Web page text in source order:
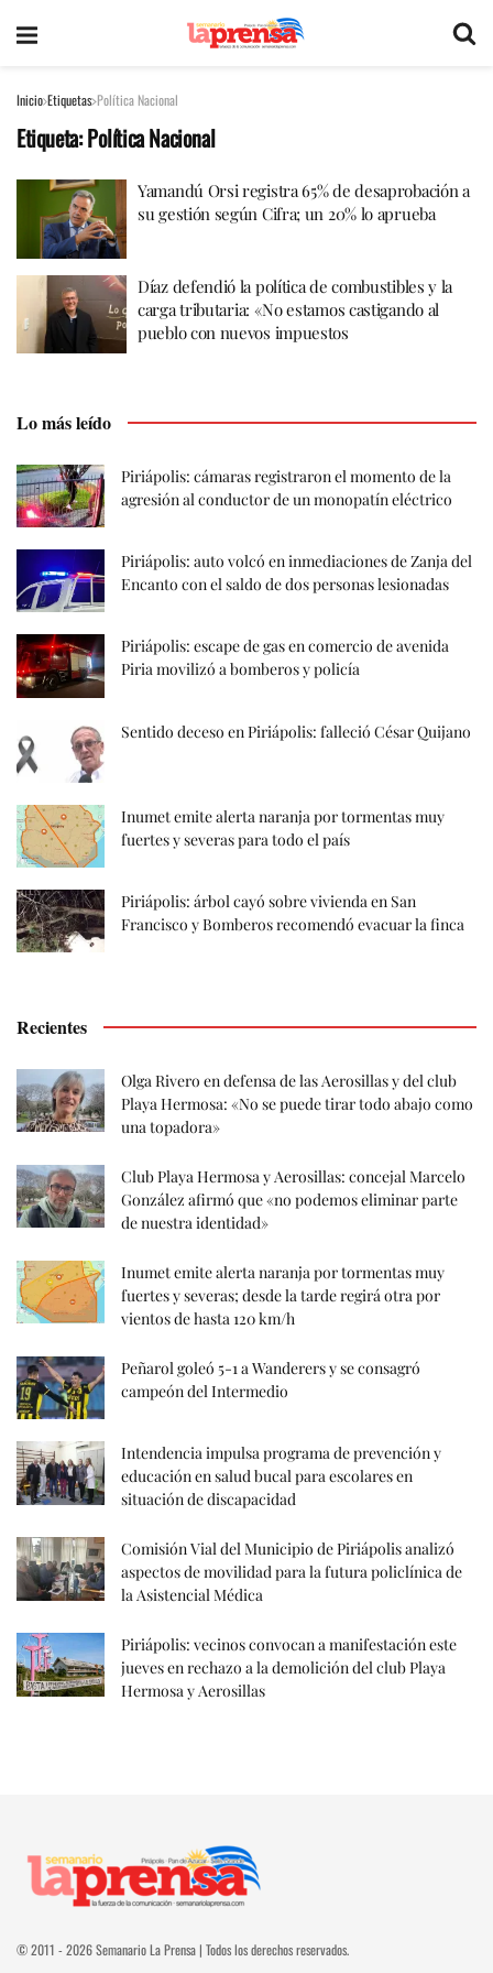
Inicio Etiquetas Política Nacional
Etiqueta:Política Nacional
Yamandú Orsi registra 65% de desaprobación a
su gestión según Cifra; un 20% lo aprueba
Díaz defendió la política de combustibles y la
carga tributaria: «No estamos castigando al
pueblo con nuevos impuestos
Lo más leído
Piriápolis: cámaras registraron el momento de la
agresión al conductor de un monopatín eléctrico
Piriápolis: auto volcó en inmediaciones de Zanja del
Encanto con el saldo de dos personas lesionadas
Piriápolis: escape de gas en comercio de avenida
Piria movilizó a bomberos y policía
Sentido deceso en Piriápolis: falleció César Quijano
Inumet emite alerta naranja por tormentas muy
fuertes y severas para todo el país
Piriápolis: árbol cayó sobre vivienda en San
Francisco y Bomberos recomendó evacuar la finca
Recientes
Olga Rivero en defensa de las Aerosillas y del club
Playa Hermosa: «No se puede tirar todo abajo como
una topadora»
Club Playa Hermosa y Aerosillas: concejal Marcelo
González afirmó que «no podemos eliminar parte
de nuestra identidad»
Inumet emite alerta naranja por tormentas muy
fuertes y severas; desde la tarde regirá otra por
vientos de hasta 120 km/h
Peñarol goleó 5-1 a Wanderers y se consagró
campeón del Intermedio
Intendencia impulsa programa de prevención y
educación en salud bucal para escolares en
situación de discapacidad
Comisión Vial del Municipio de Piriápolis analizó
aspectos de movilidad para la futura policlínica de
la Asistencial Médica
Piriápolis: vecinos convocan a manifestación este
jueves en rechazo a la demolición del club Playa
Hermosa y Aerosillas
© 2011 - 2026 Semanario La Prensa | Todos los derechos reservados.